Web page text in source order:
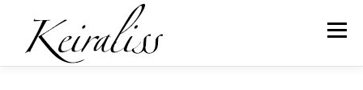
contenu
Menu